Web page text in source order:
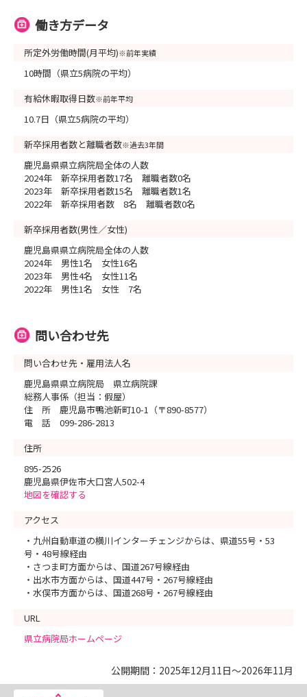
働き方データ
所定外労働時間(月平均)※前年実績
10時間（県立5病院の平均）
有給休暇取得日数※前年平均
10.7日（県立5病院の平均）
新卒採用者数と離職者数※過去3年間
鹿児島県県立病院局全体の人数
2024年 新卒採用者数17名 離職者数0名
2023年 新卒採用者数15名 離職者数1名
2022年 新卒採用者数 8名 離職者数0名
新卒採用者数(男性／女性)
鹿児島県県立病院局全体の人数
2024年 男性1名 女性16名
2023年 男性4名 女性11名
2022年 男性1名 女性 7名
問い合わせ先
問い合わせ先・雇用法人名
鹿児島県県立病院局 県立病院課
総務人事係（担当：假屋）
住 所 鹿児島市鴨池新町10-1（〒890-8577）
電 話 099-286-2813
住所
895-2526
鹿児島県伊佐市大口宮人502-4
地図を確認する
アクセス
・九州自動車道の横川インターチェンジからは、県道55号・53
号・48号線経由
・さつま町方面からは、国道267号線経由
・出水市方面からは、国道447号・267号線経由
・水俣市方面からは、国道268号・267号線経由
URL
県立病院局ホームページ
公開期間：2025年12月11日～2026年11月